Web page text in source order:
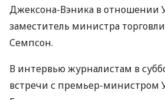
Джексона-Вэника в отношении
заместитель министра
Семпсон.
В интервью журналистам в
встречи с премьер-